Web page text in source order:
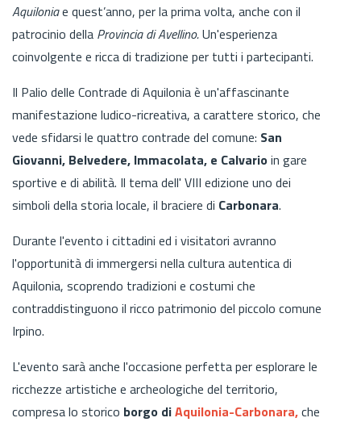
Aquiloniae quest’anno, per la prima volta, anche con il
patrocinio della Provincia di Avellino.Un'esperienza
coinvolgente e ricca di tradizione per tutti i partecipanti.
Il Palio delle Contrade di Aquilonia è un'affascinante
manifestazione ludico-ricreativa, a carattere storico, che
vede sfidarsi le quattro contrade del comune: San
Giovanni, Belvedere, Immacolata, e Calvarioin gare
sportive e di abilità. Il tema dell' VIII edizione uno dei
simboli della storia locale, il braciere di Carbonara.
Durante l'evento i cittadini ed i visitatori avranno
l'opportunità di immergersi nella cultura autentica di
Aquilonia, scoprendo tradizioni e costumi che
contraddistinguono il ricco patrimonio del piccolo comune
Irpino.
L'evento sarà anche l'occasione perfetta per esplorare le
ricchezze artistiche e archeologiche del territorio,
compresa lo storico borgo diAquilonia-Carbonara,che